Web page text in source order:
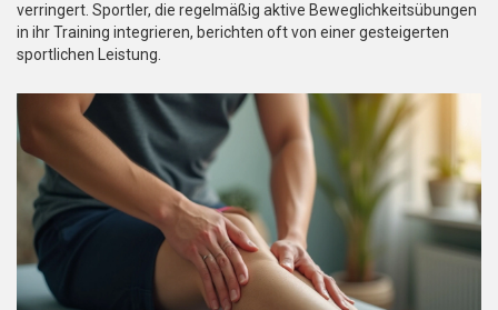
verringert. Sportler, die regelmäßig aktive Beweglichkeitsübungen
in ihr Training integrieren, berichten oft von einer gesteigerten
sportlichen Leistung.